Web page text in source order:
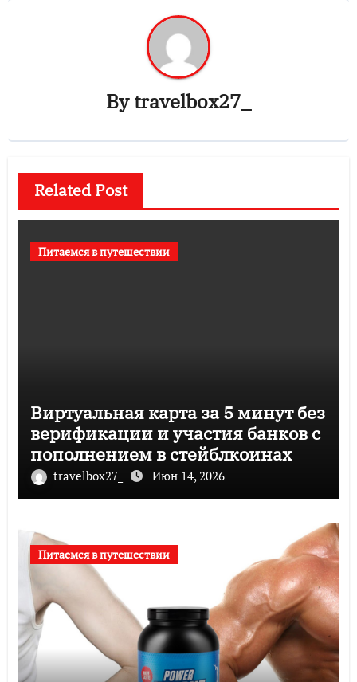
Bytravelbox27_
Related Post
Питаемся в путешествии
Виртуальная карта за 5 минут без
верификации и участия банков с
пополнением в стейблкоинах
travelbox27_ Июн 14, 2026
Питаемся в путешествии